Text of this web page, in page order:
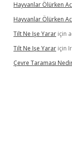
Hayvanlar Ölürken
Hayvanlar Ölürken
Tilt Ne Işe Yarar için
Tilt Ne Işe Yarar için
Çevre Taraması